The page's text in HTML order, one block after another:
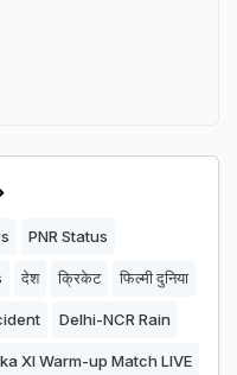
PNR Status
देश क्रिकेट फिल्मी दुनिया
Delhi-NCR Rain
XI Warm-up Match LIVE